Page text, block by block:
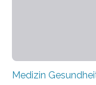
Medizin